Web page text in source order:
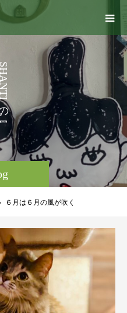
S
H
A
N
T
の
６月は６月の風が吹く